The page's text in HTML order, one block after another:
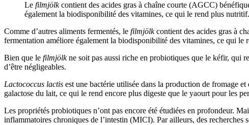
Le filmjölkcontient des acides gras à chaîne courte (AGCC)
également la biodisponibilité des vitamines, ce qui le rend plus
Comme d’autres aliments fermentés, le filmjölkcontient des acides gras à
fermentation améliore également la biodisponibilité des vitamines, ce qui le
Bien que le filmjölkne soit pas aussi riche en probiotiques que le kéfir, qui
d’être négligeables.
Lactococcus lactis est une bactérie utilisée dans la production de fromage et
galactose du lait, ce qui le rend encore plus digeste que le yaourt pour les
Les propriétés probiotiques n’ont pas encore été étudiées en profondeur.
inflammatoires chroniques de l’intestin (MICI). Par ailleurs, des recherches